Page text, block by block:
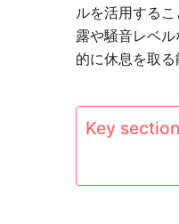
ルを活用する
露や騒音レベ
的に休息を取る
Key